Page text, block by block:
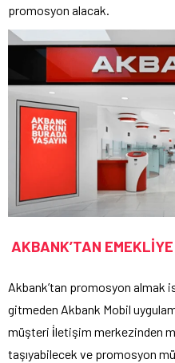
promosyon alacak.
AKBANK’TAN
Akbank’tan promosyon almak
gitmeden Akbank Mobil
müşteri i̇letişim merkezinden
taşıyabilecek ve promosyon